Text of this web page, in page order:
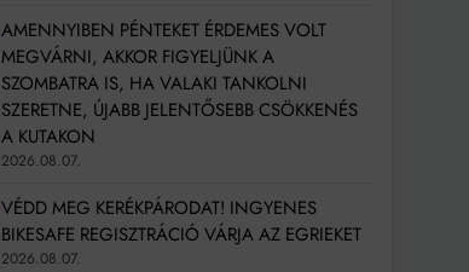
AMENNYIBEN PÉNTEKET ÉRDEMES VOLT
MEGVÁRNI, AKKOR FIGYELJÜNK A
SZOMBATRA IS, HA VALAKI TANKOLNI
SZERETNE, ÚJABB JELENTŐSEBB CSÖKKENÉS
A KUTAKON
2026.08.07.
VÉDD MEG KERÉKPÁRODAT! INGYENES
BIKESAFE REGISZTRÁCIÓ VÁRJA AZ EGRIEKET
2026.08.07.